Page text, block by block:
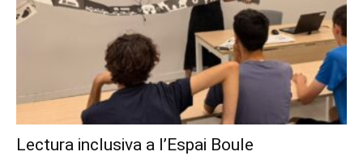
Lectura inclusiva a l’Espai Boule